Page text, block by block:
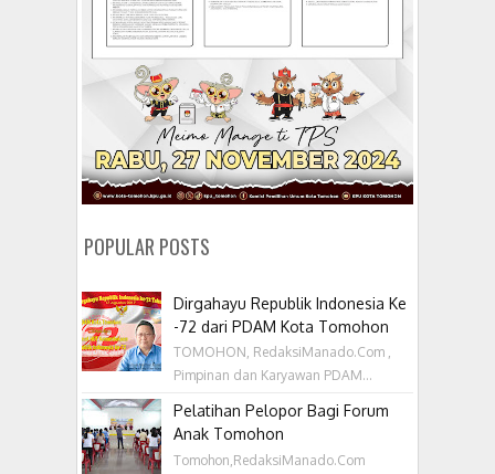
POPULAR POSTS
Dirgahayu Republik Indonesia Ke
-72 dari PDAM Kota Tomohon
TOMOHON, RedaksiManado.Com ,
Pimpinan dan Karyawan PDAM...
Pelatihan Pelopor Bagi Forum
Anak Tomohon
Tomohon,RedaksiManado.Com